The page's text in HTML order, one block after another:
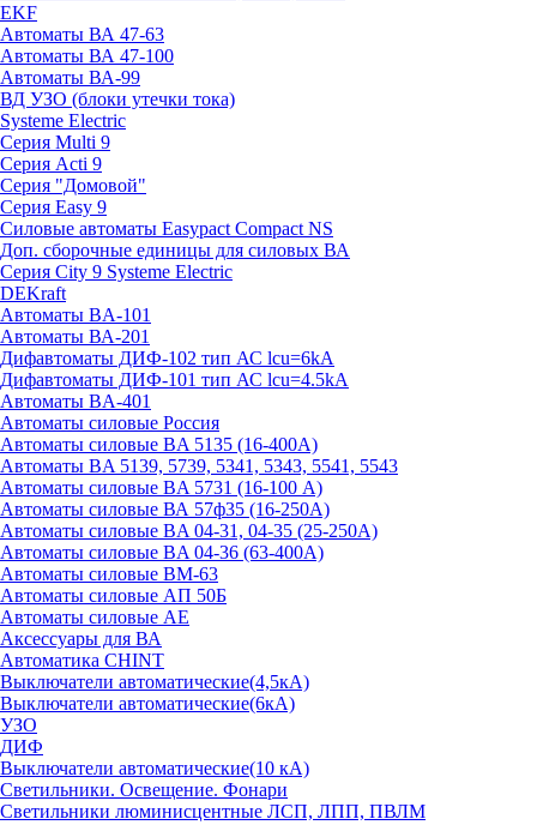
EKF
Автоматы ВА 47-63
Автоматы ВА 47-100
Автоматы ВА-99
ВД УЗО (блоки утечки тока)
Systeme Electric
Серия Multi 9
Серия Acti 9
Серия "Домовой"
Серия Easy 9
Силовые автоматы Easypact Compact NS
Доп. сборочные единицы для силовых ВА
Серия City 9 Systeme Electric
DEKraft
Автоматы BA-101
Автоматы ВА-201
Дифавтоматы ДИФ-102 тип АС lcu=6kA
Дифавтоматы ДИФ-101 тип АС lcu=4.5kA
Автоматы BA-401
Автоматы силовые Россия
Автоматы силовые BA 5135 (16-400А)
Автоматы BA 5139, 5739, 5341, 5343, 5541, 5543
Автоматы силовые BA 5731 (16-100 А)
Автоматы силовые ВА 57ф35 (16-250А)
Автоматы силовые BA 04-31, 04-35 (25-250А)
Автоматы силовые BA 04-36 (63-400А)
Автоматы силовые ВМ-63
Автоматы силовые АП 50Б
Автоматы силовые АЕ
Аксессуары для ВА
Автоматика CHINT
Выключатели автоматические(4,5кА)
Выключатели автоматические(6кА)
УЗО
ДИФ
Выключатели автоматические(10 кА)
Светильники. Освещение. Фонари
Светильники люминисцентные ЛСП, ЛПП, ПВЛМ